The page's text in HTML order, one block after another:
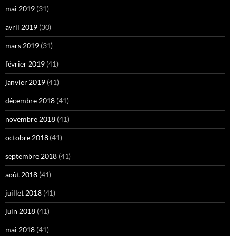
mai 2019 (31)
avril 2019 (30)
mars 2019 (31)
février 2019 (41)
janvier 2019 (41)
décembre 2018 (41)
novembre 2018 (41)
octobre 2018 (41)
septembre 2018 (41)
août 2018 (41)
juillet 2018 (41)
juin 2018 (41)
mai 2018 (41)